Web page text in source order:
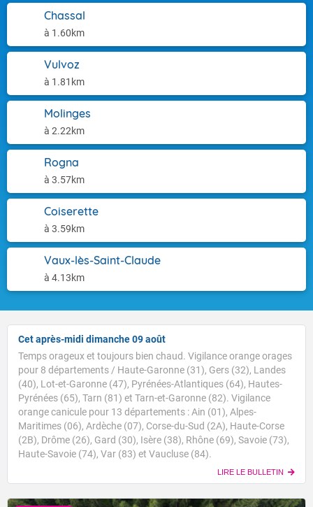
Chassal
à 1.60km
Vulvoz
à 1.81km
Molinges
à 2.22km
Rogna
à 3.57km
Coiserette
à 3.59km
Vaux-lès-Saint-Claude
à 4.13km
Cet après-midi dimanche 09 août
Temps orageux et toujours bien chaud. Vigilance orange orages
pour 8 départements / Haute-Garonne (31), Gers (32), Landes
(40), Lot-et-Garonne (47), Pyrénées-Atlantiques (64), Hautes-
Pyrénées (65), Tarn (81) et Tarn-et-Garonne (82). Vigilance
orange canicule pour 13 départements : Ain (01), Alpes-
Maritimes (06), Ardèche (07), Corse-du-Sud (2A), Haute-Corse
(2B), Drôme (26), Gard (30), Isère (38), Rhône (69), Savoie (73),
Haute-Savoie (74), Var (83) et Vaucluse (84).
LIRE LE BULLETIN